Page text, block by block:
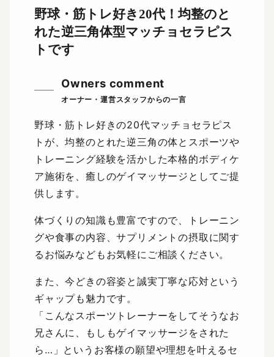
野球・筋トレ好き20代！均整のと
れた逆三角体型マッチョセラピス
トです
Owners comment
野球・筋トレ好きの20代マッチョセラピス
トが、均整のとれた逆三角の体とスポーツや
トレーニング経験を活かした本格的ボディケ
ア施術を、癒しのゲイマッサージとしてご提
供します。
体づくりの知識も豊富ですので、トレーニン
グや食事の内容、サプリメントの摂取に関す
るお悩みなどもお気軽にご相談ください。
また、今どきの容姿と誠実丁寧な応対という
ギャップも魅力です。
「こんなスポーツトレーナーをしてそうなお
兄さんに、もしもゲイマッサージをされた
ら…」というお客様の願望や理想を叶えるセ